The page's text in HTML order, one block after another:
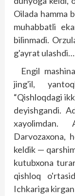
Oilada hamma
muhabbatli
bilinmadi.
g'ayrat ulashdi…
Engil
jing'il,
“Qishloqdagi
deyishgandi.
Darvozaxona,
keldik —
kutubxona
qishloq
Ichkariga